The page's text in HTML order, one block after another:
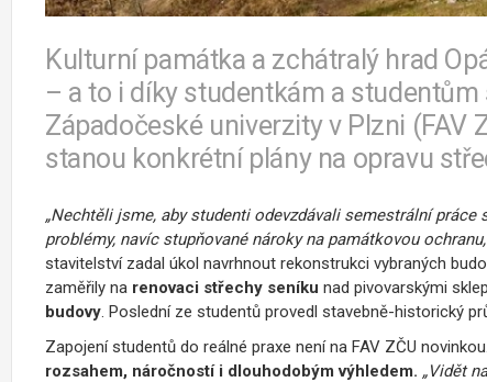
Kulturní památka a zchátralý hrad
– a to i díky studentkám a
Západočeské univerzity v Plzni (FAV
stanou konkrétní plány na opravu
„Nechtěli jsme, aby studenti odevzdávali semestrální
problémy, navíc stupňované nároky na památkovou
stavitelství zadal úkol navrhnout rekonstrukci vybraných
zaměřily na renovaci střechy seníku nad pivovarskými
budovy . Poslední ze studentů provedl stavebně-historický
Zapojení studentů do reálné praxe není na FAV ZČU novinkou.
rozsahem, náročností i dlouhodobým výhledem. „Vidět